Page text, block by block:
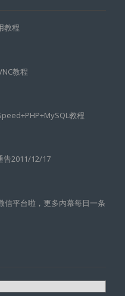
教程
教程
教程
告2011/12/17
信平台啦，更多内幕每日一条